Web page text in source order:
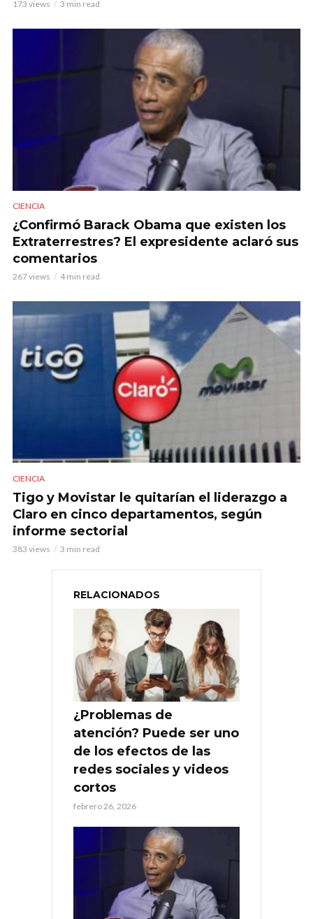
173 views 3 min read
CIENCIA
¿Confirmó Barack Obama que existen los
Extraterrestres? El expresidente aclaró sus
comentarios
267 views 4 min read
CIENCIA
Tigo y Movistar le quitarían el liderazgo a
Claro en cinco departamentos, según
informe sectorial
383 views 3 min read
RELACIONADOS
¿Problemas de
atención? Puede ser uno
de los efectos de las
redes sociales y videos
cortos
febrero 26, 2026